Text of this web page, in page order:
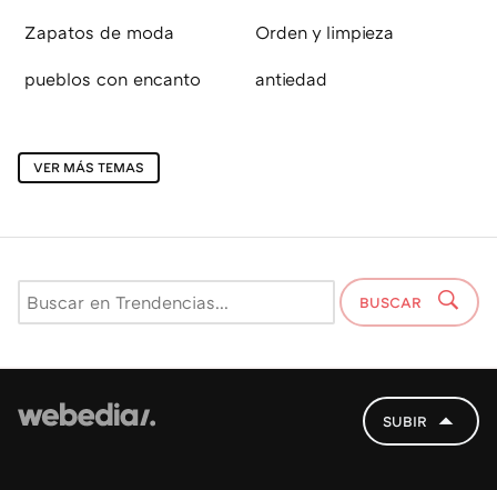
Zapatos de moda Orden y limpieza
pueblos con encanto antiedad
VER MÁS TEMAS
BUSCAR
SUBIR